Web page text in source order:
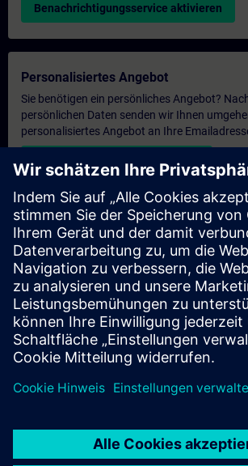
Benachrichtigungsservice aktivieren
Personalisiertes Angebot
Sie benötigen ein persönliches Angebot?
persönlichen Daten senden wir Ihnen
personalisiertes Angebot an Ihre
Persönliches Angebot zusenden
Anfrage Exklusivtraining
Haben Sie Bedarf an einem höheren
brauchen ein exklusives Training – entweder
virtuell oder in einem SITRAIN
uns Ihre persönlichen Daten und Ihren
übermittelt haben, bekommen Sie von uns ein
exklusive Schulung.
Exklusives Angebot anfragen